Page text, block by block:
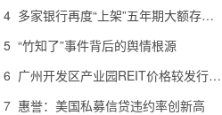
4
多家银行再度“上架”五年期大额存单 有何考量？(含视频)
5 “竹知了”事件背后的舆情根源
6
广州开发区产业园REIT价格较发行价“腰斩” 底层资产出租率降至67%
7 惠誉：美国私募信贷违约率创新高